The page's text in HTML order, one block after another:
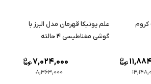
کروم
علم یونیکا قهرمان مدل البرز با
گوشی مغناطیسی ۴ حالته
8,363,000
7,024,000